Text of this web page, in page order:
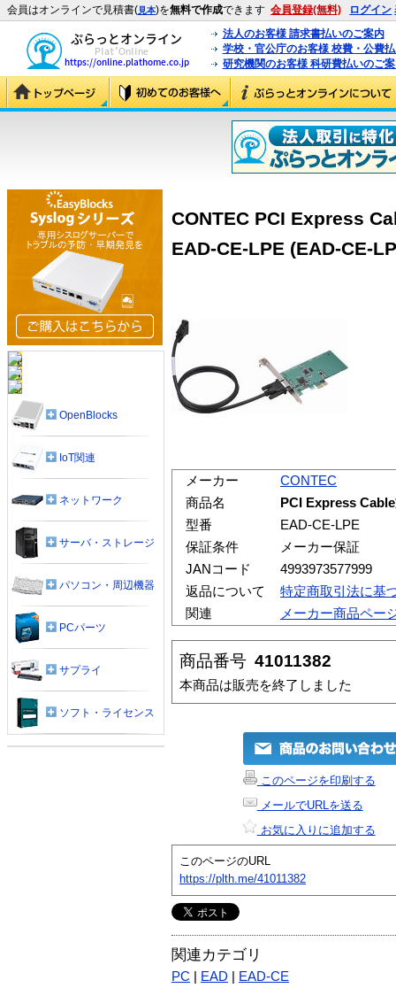
会員はオンラインで見積書(見本)を無料で作成できます 会員登録(無料) ログイン
法人のお客様 請求書払いのご案内
学校・官公庁のお客様 校費・公費
研究機関のお客様 科研費払いのご
CONTEC PCI Express
EAD-CE-LPE (EAD-CE-
メーカー
CONTEC
商品名
PCI Express
型番
EAD-CE-LPE
保証条件
メーカー保証
JANコード
4993973577999
返品について
特定商取引法に基
関連
メーカー商品ペー
商品番号 41011382
本商品は販売を終了しました
このページを印刷する
メールでURLを送る
お気に入りに追加する
このページのURL
https://plth.me/41011382
関連カテゴリ
PC EAD EAD-CE
OpenBlocks
IoT関連
ネットワーク
サーバ・ストレージ
パソコン・周辺機器
PCパーツ
サプライ
ソフト・ライセンス